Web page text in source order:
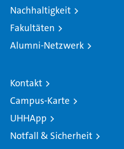
Nachhaltigkeit
Fakultäten
Alumni-Netzwerk
Kontakt
Campus-Karte
UHHApp
Notfall & Sicherheit